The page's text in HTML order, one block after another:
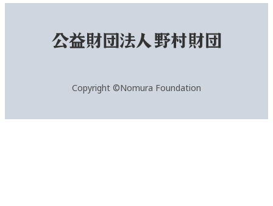
Copyright ©Nomura Foundation